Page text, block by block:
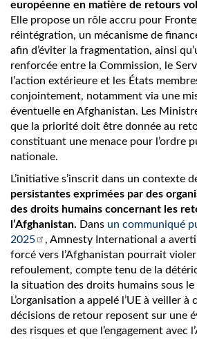
européenne en matière de retours
Elle propose un rôle accru pour
réintégration, un mécanisme de
afin d’éviter la fragmentation, ainsi
renforcée entre la Commission, le
l’action extérieure et les États
conjointement, notamment via une
éventuelle en Afghanistan. Les
que la priorité doit être donnée au
constituant une menace pour l’ordre
nationale.
L’initiative s’inscrit dans un contexte
persistantes exprimées par des
des droits humains concernant les
l’Afghanistan. Dans un communiqué
2025
, Amnesty International a
forcé vers l’Afghanistan pourrait
refoulement, compte tenu de la
la situation des droits humains sous
L’organisation a appelé l’UE à veiller à
décisions de retour reposent sur une
des risques et que l’engagement avec